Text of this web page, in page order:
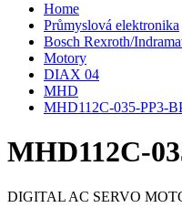
Home
Průmyslová elektronika
Bosch Rexroth/
Motory
DIAX 04
MHD
MHD112C-035-PP3-
MHD112C-
DIGITAL AC SERVO